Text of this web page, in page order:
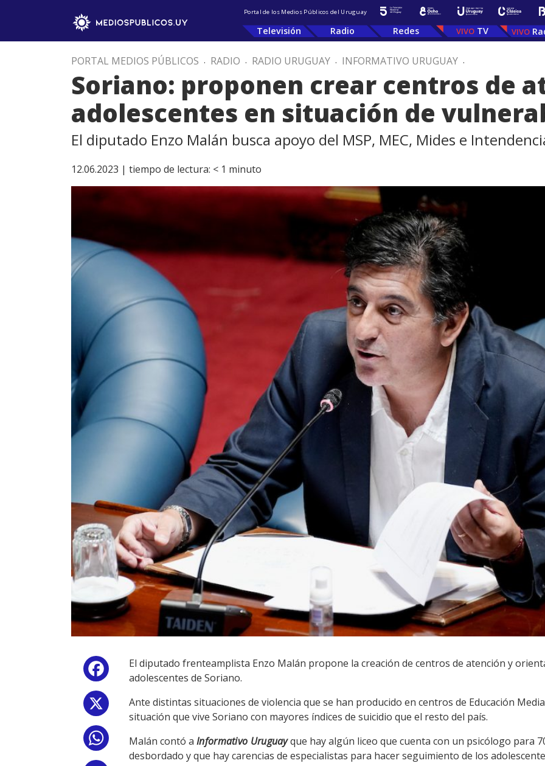
Portal de los Medios Públicos del Uruguay
Televisión Radio Redes TV
PORTAL MEDIOS PÚBLICOS . RADIO . RADIO URUGUAY . INFORMATIVO URUGUAY .
Soriano: proponen crear centros de
adolescentes en situación de
El diputado Enzo Malán busca apoyo del MSP, MEC, Mides e
12.06.2023 | tiempo de lectura: < 1 minuto
Facebook
WhatsApp
El diputado frenteamplista Enzo Malán propone la creación de centros de atención y
adolescentes de Soriano.
Ante distintas situaciones de violencia que se han producido en centros de Educación
situación que vive Soriano con mayores índices de suicidio que el resto del país.
Malán contó a Informativo Uruguayque hay algún liceo que cuenta con un psicólogo para
desbordado y que hay carencias de especialistas para hacer seguimiento de los